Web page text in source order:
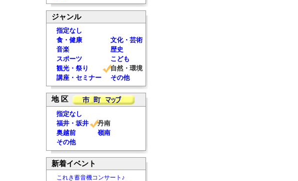
ジャンル
指定なし
食・健康
文化・芸術
音楽
歴史
スポーツ
こども
観光・祭り
自然・環境
講座・セミナー
その他
地 区
指定なし
福井・坂井
丹南
奥越前
嶺南
その他
新着イベント
これき蓄音機コンサート♪